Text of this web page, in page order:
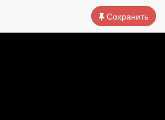
Сохранить